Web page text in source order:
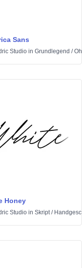
Sans
Studio in Grundlegend /
Honey
Studio in Skript/